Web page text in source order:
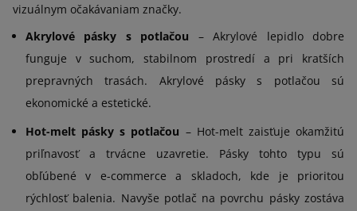
vizuálnym očakávaniam značky.
Akrylové pásky s potlačou – Akrylové lepidlo dobre
funguje v suchom, stabilnom prostredí a pri kratších
prepravných trasách. Akrylové pásky s potlačou sú
ekonomické a estetické.
Hot-melt pásky s potlačou – Hot-melt zaisťuje okamžitú
priľnavosť a trvácne uzavretie. Pásky tohto typu sú
obľúbené v e-commerce a skladoch, kde je prioritou
rýchlosť balenia. Navyše potlač na povrchu pásky zostáva